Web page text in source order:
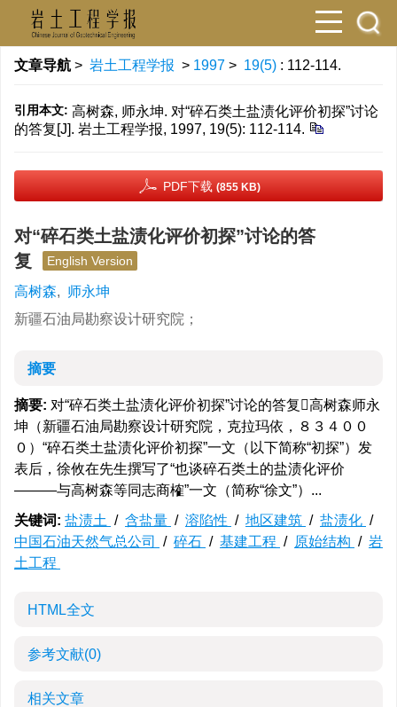
文章导航 > 岩土工程学报 > 1997 > 19(5) : 112-114.
引用本文: 高树森, 师永坤. 对“碎石类土盐渍化评价初探”讨论
的答复[J]. 岩土工程学报, 1997, 19(5): 112-114.
PDF下载 (855 KB)
对“碎石类土盐渍化评价初探”讨论的答
复
English Version
高树森, 师永坤
新疆石油局勘察设计研究院；
摘要
摘要: 对“碎石类土盐渍化评价初探”讨论的答复高树森师永
坤（新疆石油局勘察设计研究院，克拉玛依，８３４００
０）“碎石类土盐渍化评价初探”一文（以下简称“初探”）发
表后，徐攸在先生撰写了“也谈碎石类土的盐渍化评价
———与高树森等同志商榷”一文（简称“徐文”）...
关键词: 盐渍土 / 含盐量 / 溶陷性 / 地区建筑 / 盐渍化 /
中国石油天然气总公司
/ 碎石 / 基建工程 / 原始结构 / 岩
土工程
HTML全文
参考文献(0)
相关文章